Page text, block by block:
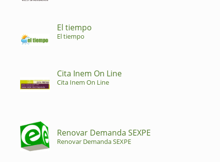
El tiempo
El tiempo
Cita Inem On Line
Cita Inem On Line
Renovar Demanda SEXPE
Renovar Demanda SEXPE